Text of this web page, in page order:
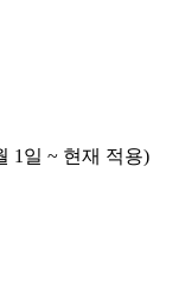
1일 ~ 현재 적용)